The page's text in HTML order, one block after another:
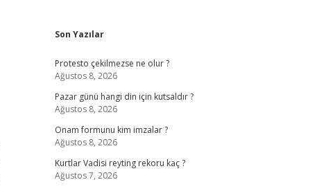
Sidebar
Son Yazılar
Protesto çekilmezse ne olur ?
Ağustos 8, 2026
Pazar günü hangi din için kutsaldır ?
Ağustos 8, 2026
Onam formunu kim imzalar ?
Ağustos 8, 2026
Kurtlar Vadisi reyting rekoru kaç ?
Ağustos 7, 2026